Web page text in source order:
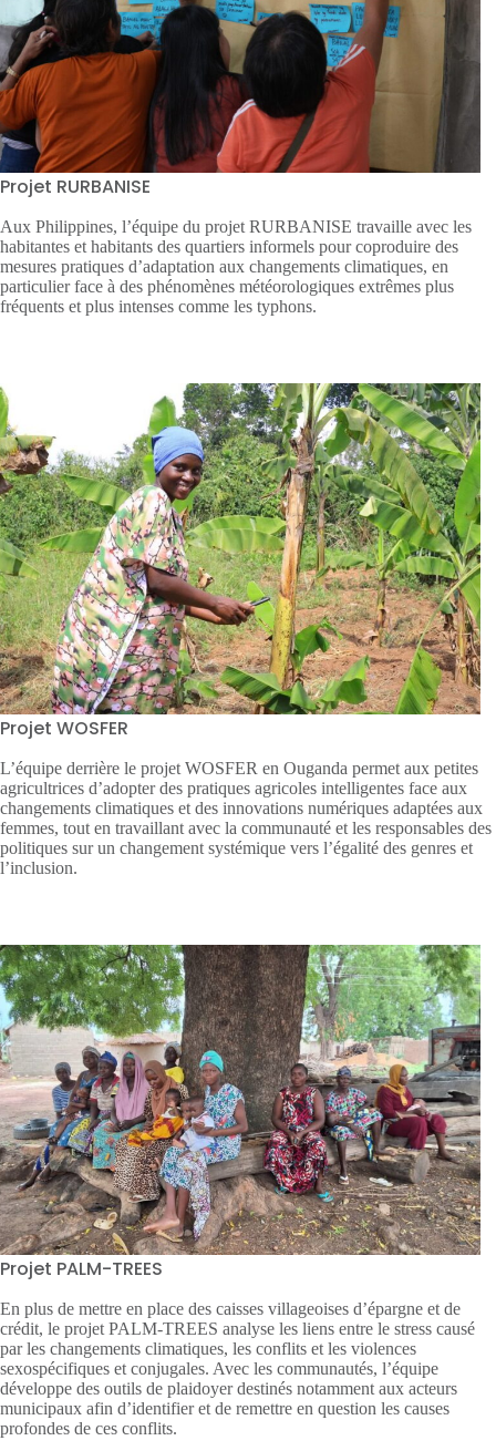
Projet RURBANISE
Aux Philippines, l’équipe du projet RURBANISE travaille avec les
habitantes et habitants des quartiers informels pour coproduire des
mesures pratiques d’adaptation aux changements climatiques, en
particulier face à des phénomènes météorologiques extrêmes plus
fréquents et plus intenses comme les typhons.
Projet WOSFER
L’équipe derrière le projet WOSFER en Ouganda permet aux petites
agricultrices d’adopter des pratiques agricoles intelligentes face aux
changements climatiques et des innovations numériques adaptées aux
femmes, tout en travaillant avec la communauté et les responsables des
politiques sur un changement systémique vers l’égalité des genres et
l’inclusion.
Projet PALM-TREES
En plus de mettre en place des caisses villageoises d’épargne et de
crédit, le projet PALM-TREES analyse les liens entre le stress causé
par les changements climatiques, les conflits et les violences
sexospécifiques et conjugales. Avec les communautés, l’équipe
développe des outils de plaidoyer destinés notamment aux acteurs
municipaux afin d’identifier et de remettre en question les causes
profondes de ces conflits.